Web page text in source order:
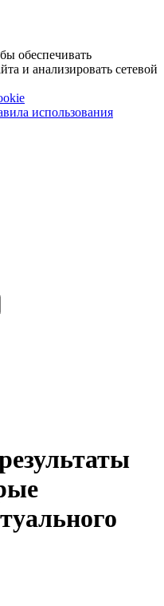
обеспечивать
и анализировать сетевой
использования